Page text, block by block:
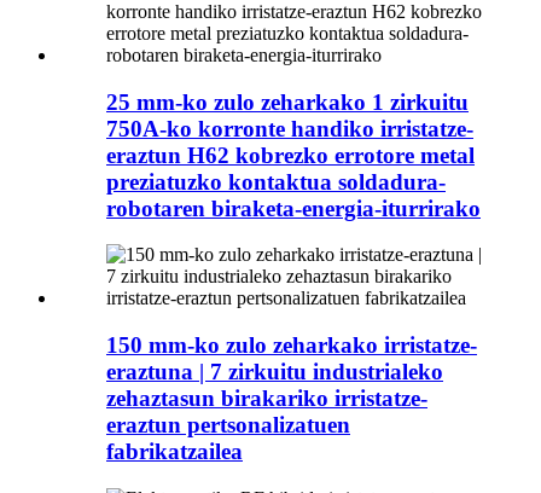
25 mm-ko zulo zeharkako 1 zirkuitu
750A-ko korronte handiko irristatze-
eraztun H62 kobrezko errotore metal
preziatuzko kontaktua soldadura-
robotaren biraketa-energia-iturrirako
150 mm-ko zulo zeharkako irristatze-
eraztuna | 7 zirkuitu industrialeko
zehaztasun birakariko irristatze-
eraztun pertsonalizatuen
fabrikatzailea